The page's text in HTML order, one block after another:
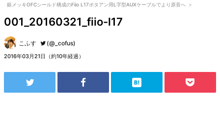
銀メッキOFCシールド構成のFiio L17ポタアン用L字型AUXケーブルでより原音へ >
001_20160321_fiio-l17
こふす (@_cofus)
2016年03月21日（約10年経過）